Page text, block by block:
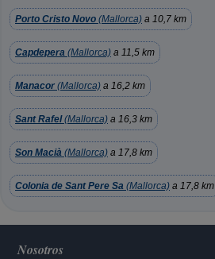
Porto Cristo Novo (Mallorca) a 10,7 km
Capdepera (Mallorca) a 11,5 km
Manacor (Mallorca) a 16,2 km
Sant Rafel(Mallorca) a 16,3 km
Son Macià (Mallorca) a 17,8 km
Colonia de Sant Pere Sa (Mallorca) a 17,8 km
Nosotros